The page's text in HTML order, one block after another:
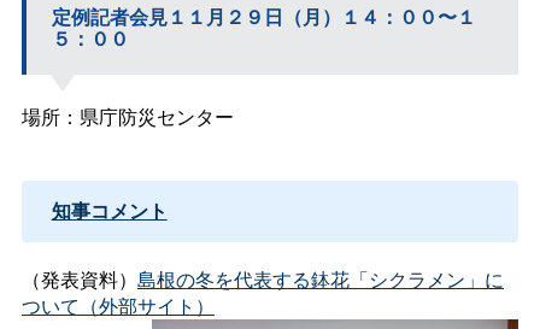
定例記者会見１１月２９日（月）１４：００〜１
５：００
場所：県庁防災センター
知事コメント
（発表資料） 島根の冬を代表する鉢花「シクラメン」に
ついて（外部サイト）